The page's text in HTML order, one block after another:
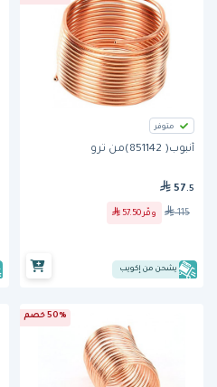
متوفر
أنبوب( 851142)من ترو
57 .5
115 وفّر 57.50
يشحن من إكويب
50% خصم